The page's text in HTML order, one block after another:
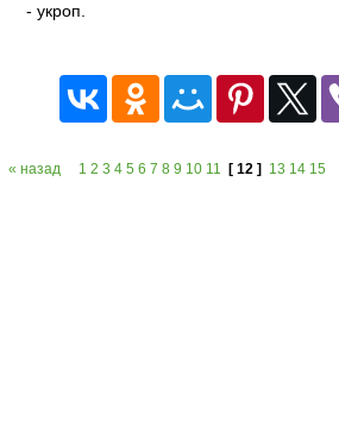
- укроп.
« назад 1 2 3 4 5 6 7 8 9 10 11 [ 12 ] 13 14 15